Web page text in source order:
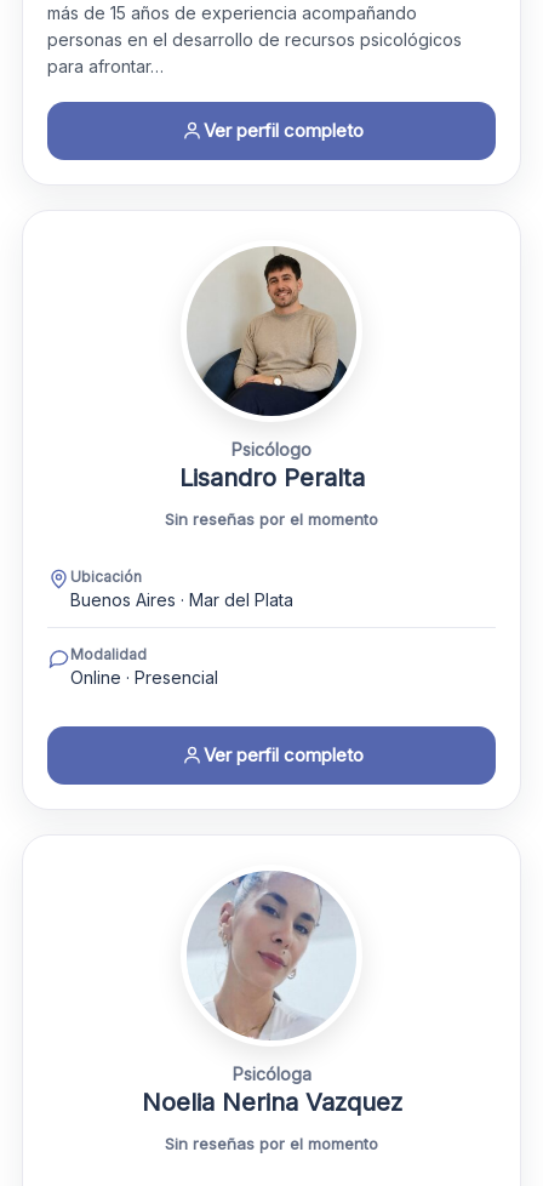
más de 15 años de experiencia acompañando
personas en el desarrollo de recursos psicológicos
para afrontar…
Ver perfil completo
Psicólogo
Lisandro Peralta
Sin reseñas por el momento
Ubicación
Buenos Aires · Mar del Plata
Modalidad
Online · Presencial
Ver perfil completo
Psicóloga
Noelia Nerina Vazquez
Sin reseñas por el momento